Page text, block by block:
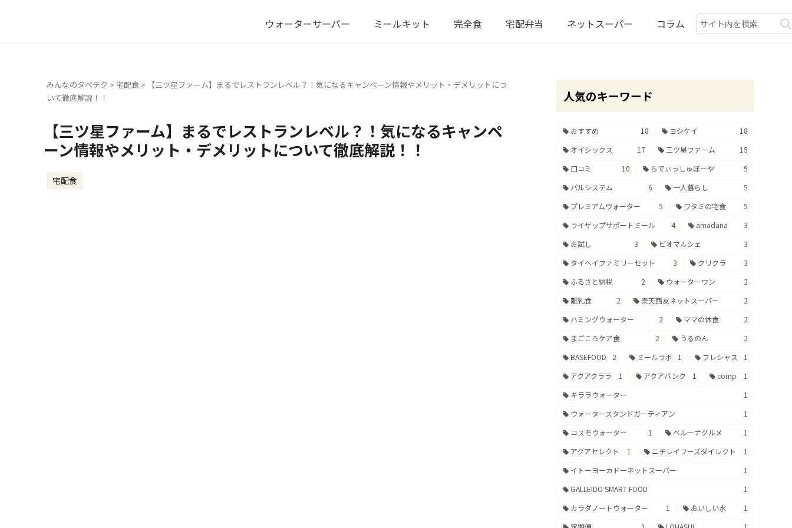
ウォーターサーバー ミールキット 完全食 宅配弁当 ネットスーパー コラム
みんなのタベテク >宅配食 >
【三ツ星ファーム】まるでレストランレベル？！気になるキャンペーン情報やメリット・デメリットにつ
いて徹底解説！！
【三ツ星ファーム】まるでレストランレベル？！気になるキャンペ
ーン情報やメリット・デメリットについて徹底解説！！
宅配食
人気のキーワード
おすすめ 18 ヨシケイ
18
オイシックス
17 三ツ星ファーム
15
口コミ
10 らでぃっしゅぼーや
9
パルシステム
6 一人暮らし
5
プレミアムウォーター
5 ワタミの宅食
5
ライザップサポートミール
4 amadana
3
お試し
3 ビオマルシェ
3
タイヘイファミリーセット
3 クリクラ
3
ふるさと納税
2 ウォーターワン
2
離乳食
2 楽天西友ネットスーパー
2
ハミングウォーター
2 ママの休食
2
まごころケア食
2 うるのん
2
BASEFOOD
2 ミールラボ 1 フレシャス
1
アクアクララ
1 アクアバンク 1 comp
1
キララウォーター
1
ウォータースタンドガーディアン
1
コスモウォーター
1 ベルーナグルメ
1
アクアセレクト
1 ニチレイフーズダイレクト
1
イトーヨーカドーネットスーパー
1
GALLEIDO SMART FOOD
1
カラダノートウォーター
1 おいしい水
1